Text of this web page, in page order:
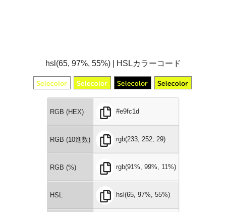
hsl(65, 97%, 55%) | HSLカラーコード
RGB (HEX) #e9fc1d
RGB (10進数) rgb(233, 252, 29)
RGB (%) rgb(91%, 99%, 11%)
HSL hsl(65, 97%, 55%)